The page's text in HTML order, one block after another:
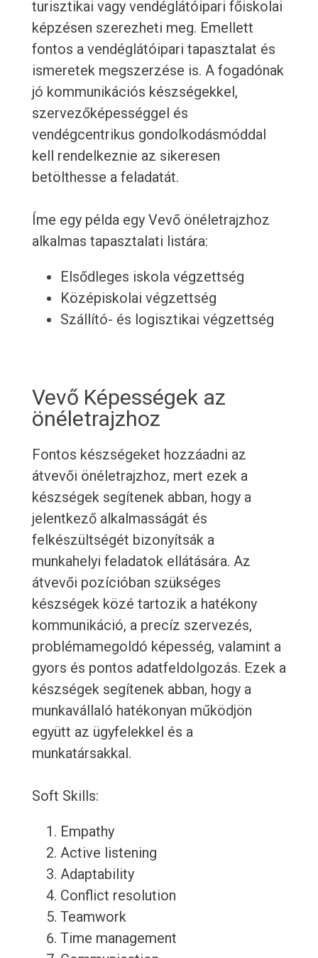
turisztikai vagy vendéglátóipari főiskolai
képzésen szerezheti meg. Emellett
fontos a vendéglátóipari tapasztalat és
ismeretek megszerzése is. A fogadónak
jó kommunikációs készségekkel,
szervezőképességgel és
vendégcentrikus gondolkodásmóddal
kell rendelkeznie az sikeresen
betölthesse a feladatát.
Íme egy példa egy Vevő önéletrajzhoz
alkalmas tapasztalati listára:
Elsődleges iskola végzettség
Középiskolai végzettség
Szállító- és logisztikai végzettség
Vevő Képességek az
önéletrajzhoz
Fontos készségeket hozzáadni az
átvevői önéletrajzhoz, mert ezek a
készségek segítenek abban, hogy a
jelentkező alkalmasságát és
felkészültségét bizonyítsák a
munkahelyi feladatok ellátására. Az
átvevői pozícióban szükséges
készségek közé tartozik a hatékony
kommunikáció, a precíz szervezés,
problémamegoldó képesség, valamint a
gyors és pontos adatfeldolgozás. Ezek a
készségek segítenek abban, hogy a
munkavállaló hatékonyan működjön
együtt az ügyfelekkel és a
munkatársakkal.
Soft Skills:
Empathy
Active listening
Adaptability
Conflict resolution
Teamwork
Time management